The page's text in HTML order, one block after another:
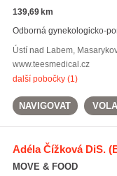
139,69 km
Odborná gynekologicko-
Ústí nad Labem,
www.teesmedical.cz
další pobočky (1)
NAVIGOVAT
Adéla Čížková DiS.
MOVE & FOOD